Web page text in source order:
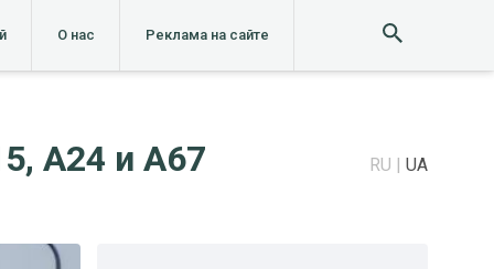
О нас Реклама на сайте
A24 и A67 RU UA